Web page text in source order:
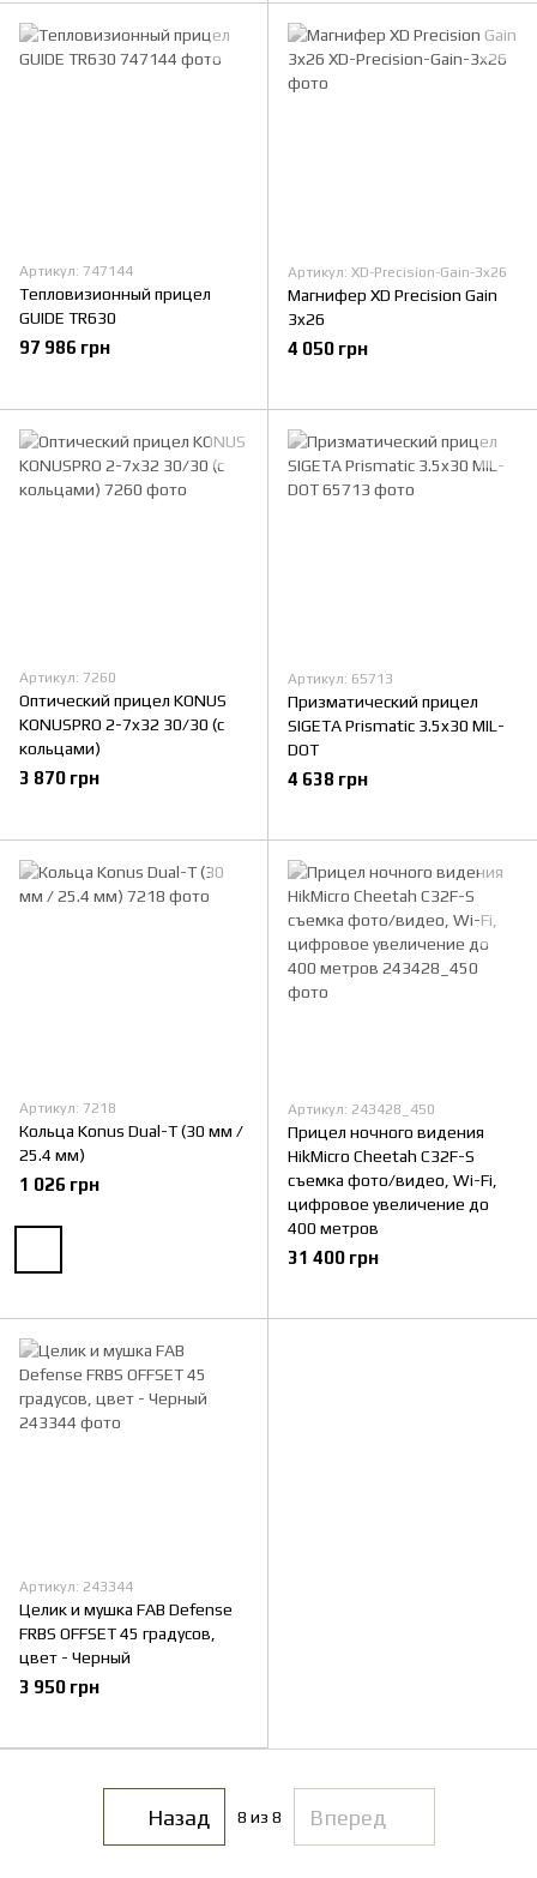
Артикул: 747144
Тепловизионный прицел
GUIDE TR630
97 986 грн
Артикул: XD-Precision-Gain-3x26
Магнифер XD Precision Gain
3x26
4 050 грн
Артикул: 7260
Оптический прицел KONUS
KONUSPRO 2-7x32 30/30 (с
кольцами)
3 870 грн
Артикул: 65713
Призматический прицел
SIGETA Prismatic 3.5x30 MIL-
DOT
4 638 грн
Артикул: 7218
Кольца Konus Dual-T (30 мм /
25.4 мм)
1 026 грн
Артикул: 243428_450
Прицел ночного видения
HikMicro Cheetah C32F-S
съемка фото/видео, Wi-Fi,
цифровое увеличение до
400 метров
31 400 грн
Артикул: 243344
Целик и мушка FAB Defense
FRBS OFFSET 45 градусов,
цвет - Черный
3 950 грн
Назад 8 из 8 Вперед